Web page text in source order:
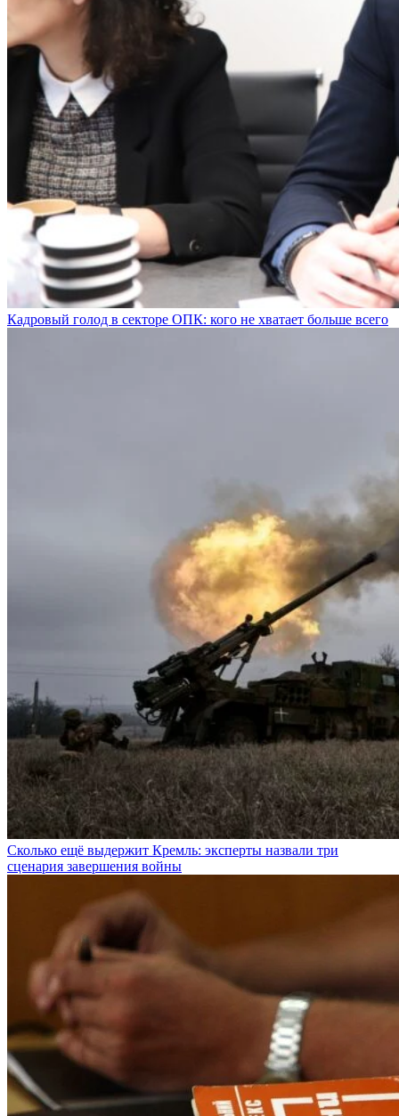
Кадровый голод в секторе ОПК: кого не хватает больше всего
Сколько ещё выдержит Кремль: эксперты назвали три
сценария завершения войны